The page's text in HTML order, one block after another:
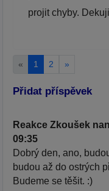
projit chyby.
« 1 2 »
Přidat příspěvek
Reakce Zkoušek
09:35
Dobrý den, ano,
budou až do ostrých
Budeme se těšit. :)